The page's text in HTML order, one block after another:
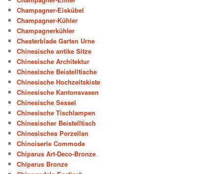
Champagner-Eiskübel
Champagner-Kühler
Champagnerkühler
Chesterblade Garten Urne
Chinesische antike Sitze
Chinesische Architektur
Chinesische Beistelltische
Chinesische Hochzeitskiste
Chinesische Kantonsvasen
Chinesische Sessel
Chinesische Tischlampen
Chinesischer Beistelltisch
Chinesisches Porzellan
Chinoiserie Commode
Chiparus Art-Deco-Bronze
Chiparus Bronze